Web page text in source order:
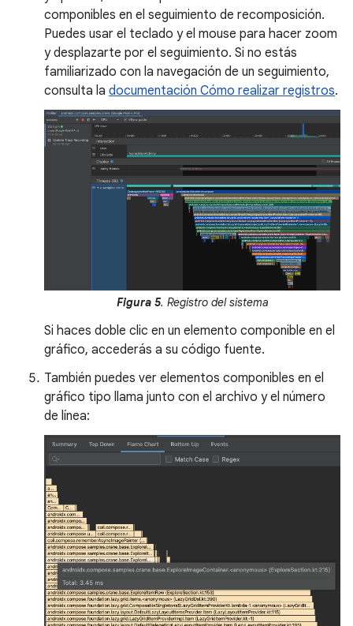
componibles en el seguimiento de recomposición.
Puedes usar el teclado y el mouse para hacer zoom
y desplazarte por el seguimiento. Si no estás
familiarizado con la navegación de un seguimiento,
consulta la documentación Cómo realizar registros.
Figura 5. Registro del sistema
Si haces doble clic en un elemento componible en el
gráfico, accederás a su código fuente.
También puedes ver elementos componibles en el
gráfico tipo llama junto con el archivo y el número
de línea: